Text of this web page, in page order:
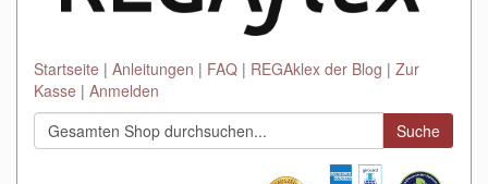
Startseite Anleitungen FAQ REGAklex der Blog
Zur
Kasse
Anmelden
Suche